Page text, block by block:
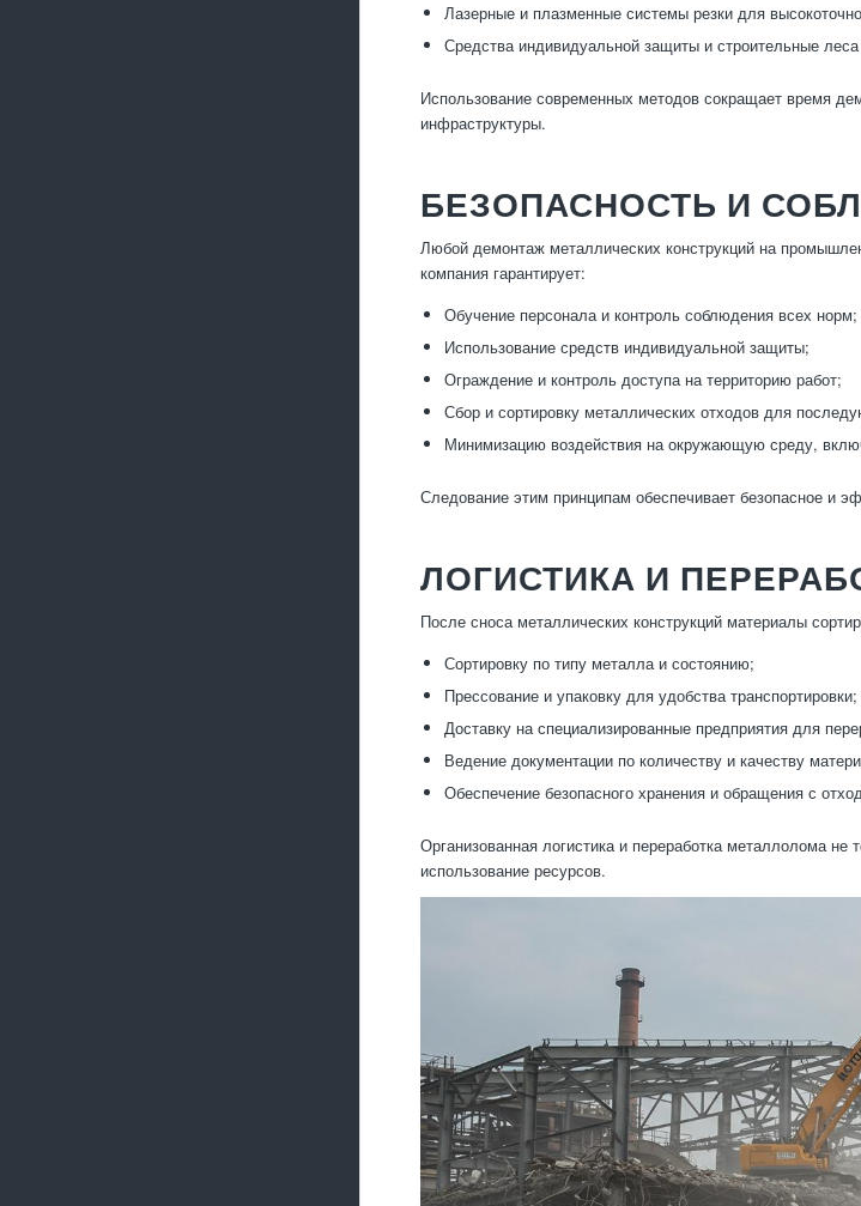
Лазерные и плазменные системы резки для
Средства индивидуальной защиты и строительные
Использование современных методов сокращает время
инфраструктуры.
БЕЗОПАСНОСТЬ И
Любой демонтаж металлических конструкций на
компания гарантирует:
Обучение персонала и контроль соблюдения всех норм;
Использование средств индивидуальной защиты;
Ограждение и контроль доступа на территорию работ;
Сбор и сортировку металлических отходов для
Минимизацию воздействия на окружающую среду,
Следование этим принципам обеспечивает безопасное и
ЛОГИСТИКА И
После сноса металлических конструкций материалы
Сортировку по типу металла и состоянию;
Прессование и упаковку для удобства транспортировки;
Доставку на специализированные предприятия для
Ведение документации по количеству и качеству
Обеспечение безопасного хранения и обращения с
Организованная логистика и переработка металлолома
использование ресурсов.